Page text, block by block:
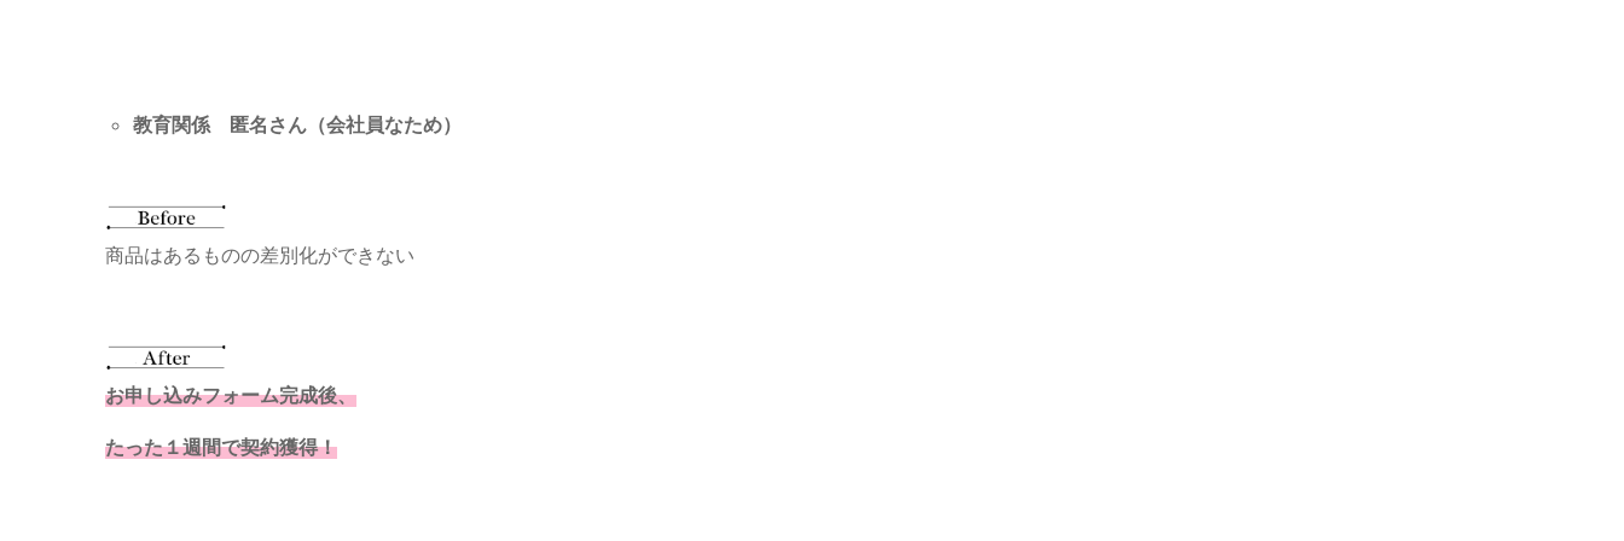
教育関係 匿名さん（会社員なため）
商品はあるものの差別化ができない
お申し込みフォーム完成後、
たった１週間で契約獲得！